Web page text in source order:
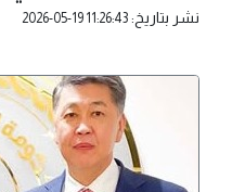
نشر بتاريخ: 2026-05-19 11:26:43